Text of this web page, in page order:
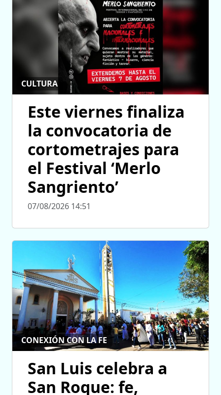
CULTURA
Este viernes finaliza
la convocatoria de
cortometrajes para
el Festival ‘Merlo
Sangriento’
07/08/2026 14:51
CONEXIÓN CON LA FE
San Luis celebra a
San Roque: fe,